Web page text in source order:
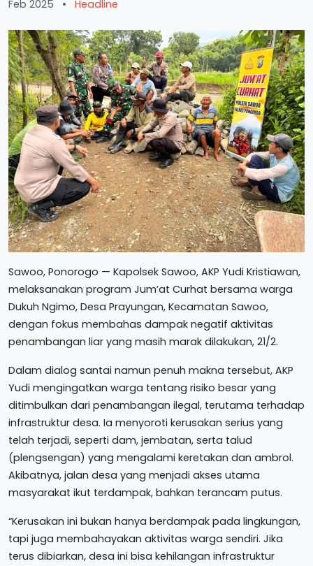
Feb 2025
• Headline
Sawoo, Ponorogo — Kapolsek Sawoo, AKP Yudi Kristiawan,
melaksanakan program Jum’at Curhat bersama warga
Dukuh Ngimo, Desa Prayungan, Kecamatan Sawoo,
dengan fokus membahas dampak negatif aktivitas
penambangan liar yang masih marak dilakukan, 21/2.
Dalam dialog santai namun penuh makna tersebut, AKP
Yudi mengingatkan warga tentang risiko besar yang
ditimbulkan dari penambangan ilegal, terutama terhadap
infrastruktur desa. Ia menyoroti kerusakan serius yang
telah terjadi, seperti dam, jembatan, serta talud
(plengsengan) yang mengalami keretakan dan ambrol.
Akibatnya, jalan desa yang menjadi akses utama
masyarakat ikut terdampak, bahkan terancam putus.
“Kerusakan ini bukan hanya berdampak pada lingkungan,
tapi juga membahayakan aktivitas warga sendiri. Jika
terus dibiarkan, desa ini bisa kehilangan infrastruktur